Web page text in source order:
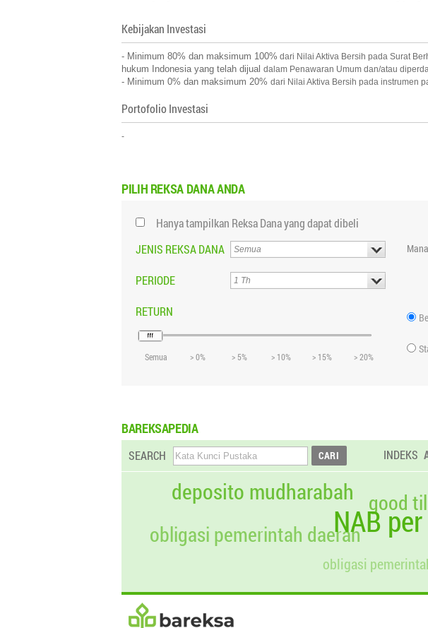
Kebijakan Investasi
- Minimum 80% dan maksimum 100% dari Nilai Aktiva Bersih pada Surat
hukum Indonesia yang telah dijual dalam Penawaran Umum dan/atau
- Minimum 0% dan maksimum 20% dari Nilai Aktiva Bersih pada instrumen
Portofolio Investasi
-
PILIH REKSA DANA ANDA
Hanya tampilkan Reksa Dana yang dapat dibeli
JENIS REKSA DANA
PERIODE
RETURN
Semua > 0% > 5% > 10% > 15% > 20%
BAREKSAPEDIA
SEARCH INDEKS
NAB
deposito mudharabah
obligasi
obligasi pemerintah daerah
good